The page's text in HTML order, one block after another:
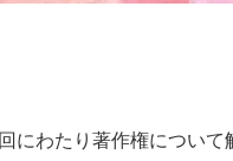
わたり著作権につい